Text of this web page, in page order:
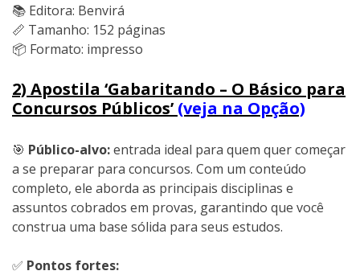
📚 Editora: Benvirá
📏 Tamanho: 152 páginas
📦 Formato: impresso
2) Apostila ‘Gabaritando – O Básico para
Concursos Públicos’ (veja na Opção)
🎯 Público-alvo:entrada ideal para quem quer começar
a se preparar para concursos. Com um conteúdo
completo, ele aborda as principais disciplinas e
assuntos cobrados em provas, garantindo que você
construa uma base sólida para seus estudos.
✅ Pontos fortes: